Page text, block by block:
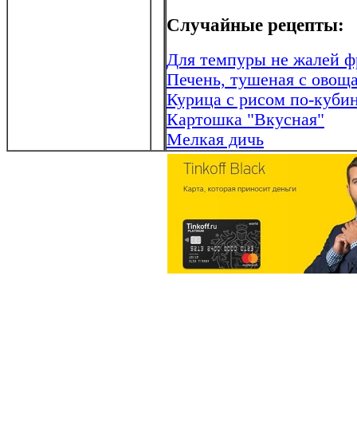
Случайные рецепты:
Для темпуры не жалей
Печень, тушеная с
Курица с рисом по-
Картошка "Вкусная"
Мелкая дичь